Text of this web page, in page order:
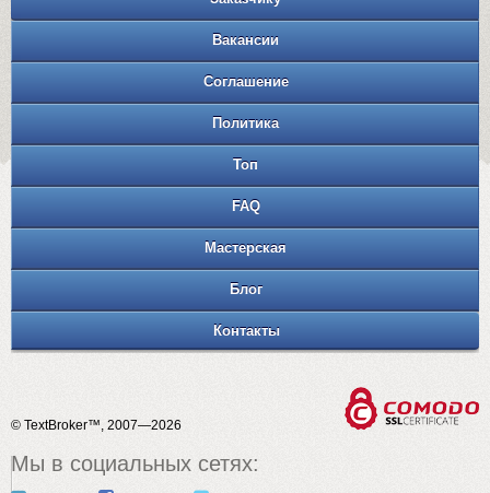
Вакансии
Соглашение
Политика
Топ
FAQ
Мастерская
Блог
Контакты
© TextBroker™, 2007—2026
Мы в социальных сетях: